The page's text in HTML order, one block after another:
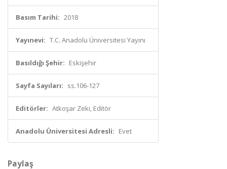
Basım Tarihi: 2018
Yayınevi: T.C. Anadolu Üniversitesi Yayını
Basıldığı Şehir: Eskişehir
Sayfa Sayıları: ss.106-127
Editörler: Atkoşar Zeki, Editör
Anadolu Üniversitesi Adresli: Evet
Paylaş